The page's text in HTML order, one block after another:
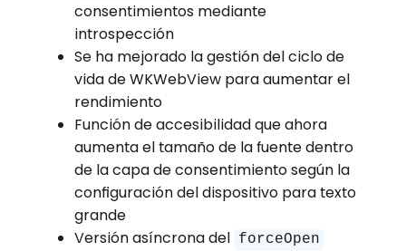
consentimientos mediante
introspección
Se ha mejorado la gestión del ciclo de
vida de WKWebView para aumentar el
rendimiento
Función de accesibilidad que ahora
aumenta el tamaño de la fuente dentro
de la capa de consentimiento según la
configuración del dispositivo para texto
grande
Versión asíncrona del forceOpen